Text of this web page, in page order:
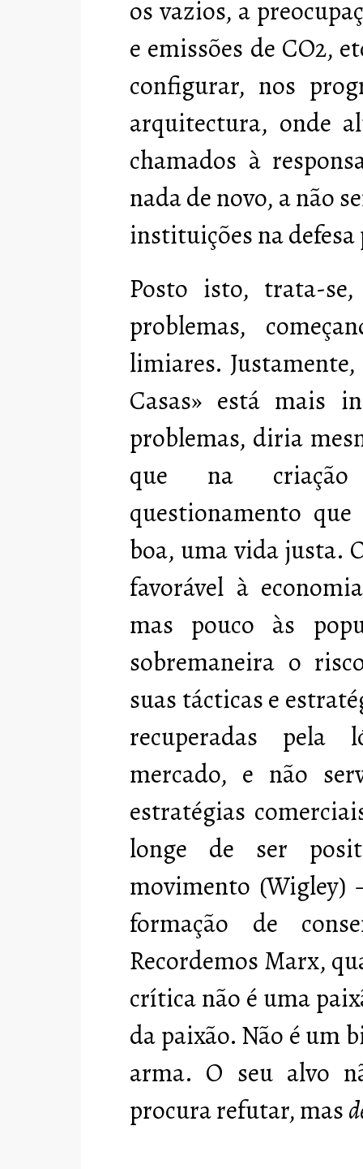
os vazios, a
e emissões de CO2,
configurar, nos
arquitectura, onde
chamados à
nada de novo, a não
instituições na
Posto isto, trata-
problemas,
limiares.
Casas» está mais
problemas, diria
que na
questionamento
boa, uma vida justa.
favorável à
mas pouco às
sobremaneira o
suas tácticas e
recuperadas pela
mercado, e não
estratégias
longe de ser
movimento (Wigley)
formação de
Recordemos Marx,
crítica não é uma
da paixão. Não é um
arma. O seu alvo
procura refutar, mas